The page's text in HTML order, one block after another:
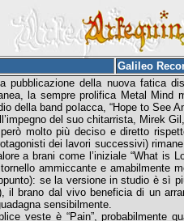
Galileo
pubblicazione della nuova fatica
la sempre prolifica Metal
della band polacca, “Hope to
del suo chitarrista, Mirek
però molto più deciso e diretto
dei lavori successivi)
a brani come l’iniziale “What is
ammiccante e amabilmente
se la versione in studio è sì
il brano dal vivo beneficia di un
sensibilmente.
veste è “Pain”, probabilmente